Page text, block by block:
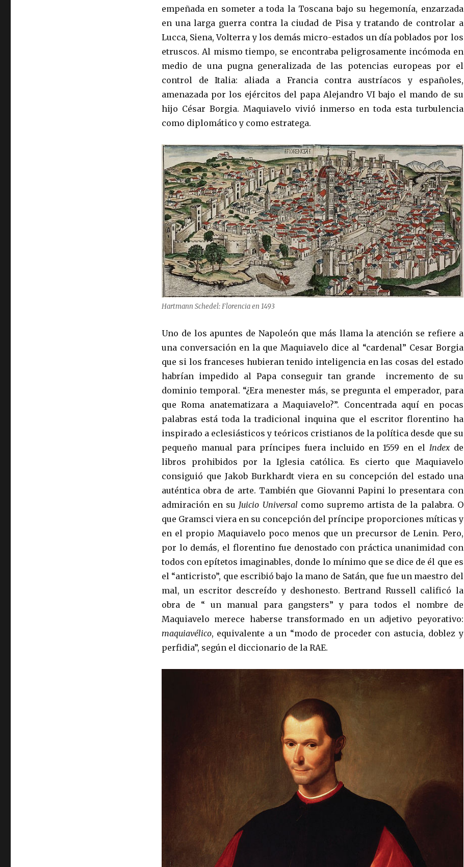
empeñada en someter a toda la Toscana bajo su hegemonía, enzarzada
en una larga guerra contra la ciudad de Pisa y tratando de controlar a
Lucca, Siena, Volterra y los demás micro-estados un día poblados por los
etruscos. Al mismo tiempo, se encontraba peligrosamente incómoda en
medio de una pugna generalizada de las potencias europeas por el
control de Italia: aliada a Francia contra austríacos y españoles,
amenazada por los ejércitos del papa Alejandro VI bajo el mando de su
hijo César Borgia. Maquiavelo vivió inmerso en toda esta turbulencia
como diplomático y como estratega.
Hartmann Schedel: Florencia en 1493
Uno de los apuntes de Napoleón que más llama la atención se refiere a
una conversación en la que Maquiavelo dice al “cardenal” Cesar Borgia
que si los franceses hubieran tenido inteligencia en las cosas del estado
habrían impedido al Papa conseguir tan grande incremento de su
dominio temporal. “¿Era menester más, se pregunta el emperador, para
que Roma anatematizara a Maquiavelo?”. Concentrada aquí en pocas
palabras está toda la tradicional inquina que el escritor florentino ha
inspirado a eclesiásticos y teóricos cristianos de la política desde que su
pequeño manual para príncipes fuera incluido en 1559 en elIndex de
libros prohibidos por la Iglesia católica. Es cierto que Maquiavelo
consiguió que Jakob Burkhardt viera en su concepción del estado una
auténtica obra de arte. También que Giovanni Papini lo presentara con
admiración en su Juicio Universal como supremo artista de la palabra. O
que Gramsci viera en su concepción del príncipe proporciones míticas y
en el propio Maquiavelo poco menos que un precursor de Lenin. Pero,
por lo demás, el florentino fue denostado con práctica unanimidad con
todos con epítetos imaginables, donde lo mínimo que se dice de él que es
el “anticristo”, que escribió bajo la mano de Satán, que fue un maestro del
mal, un escritor descreído y deshonesto. Bertrand Russell calificó la
obra de “ un manual para gangsters” y para todos el nombre de
Maquiavelo merece haberse transformado en un adjetivo peyorativo:
maquiavélico, equivalente a un “modo de proceder con astucia, doblez y
perfidia”, según el diccionario de la RAE.